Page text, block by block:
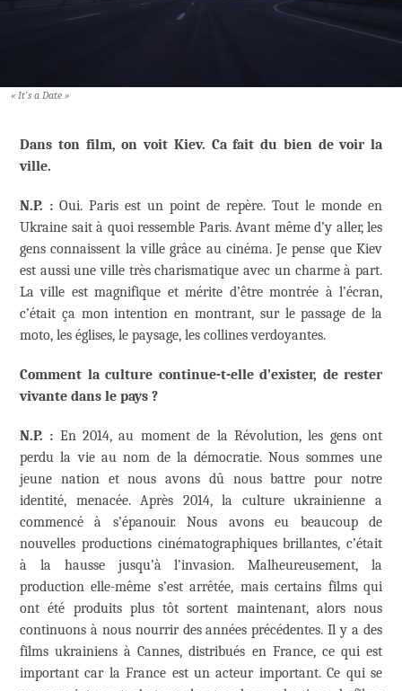
« It’s a Date »
Dans ton film, on voit Kiev. Ca fait du bien de voir la
ville.
N.P. : Oui. Paris est un point de repère. Tout le monde en
Ukraine sait à quoi ressemble Paris. Avant même d’y aller, les
gens connaissent la ville grâce au cinéma. Je pense que Kiev
est aussi une ville très charismatique avec un charme à part.
La ville est magnifique et mérite d’être montrée à l’écran,
c’était ça mon intention en montrant, sur le passage de la
moto, les églises, le paysage, les collines verdoyantes.
Comment la culture continue-t-elle d’exister, de rester
vivante dans le pays ?
N.P. : En 2014, au moment de la Révolution, les gens ont
perdu la vie au nom de la démocratie. Nous sommes une
jeune nation et nous avons dû nous battre pour notre
identité, menacée. Après 2014, la culture ukrainienne a
commencé à s’épanouir. Nous avons eu beaucoup de
nouvelles productions cinématographiques brillantes, c’était
à la hausse jusqu’à l’invasion. Malheureusement, la
production elle-même s’est arrêtée, mais certains films qui
ont été produits plus tôt sortent maintenant, alors nous
continuons à nous nourrir des années précédentes. Il y a des
films ukrainiens à Cannes, distribués en France, ce qui est
important car la France est un acteur important. Ce qui se